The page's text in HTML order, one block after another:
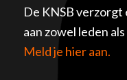
De KNSB
aan zowel leden
Meld je hier aan.